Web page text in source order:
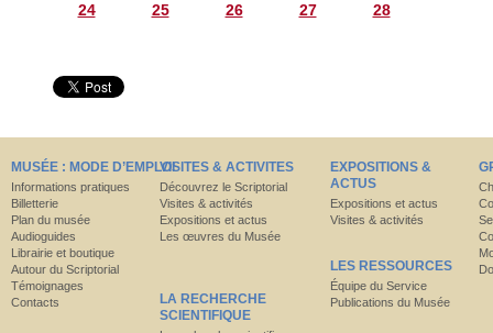
24
25 26 27 28
MUSÉE : MODE D’EMPLOI
Informations pratiques
Billetterie
Plan du musée
Audioguides
Librairie et boutique
Autour du Scriptorial
Témoignages
Contacts
VISITES & ACTIVITES
Découvrez le Scriptorial
Visites & activités
Expositions et actus
Les œuvres du Musée
LA RECHERCHE
SCIENTIFIQUE
EXPOSITIONS &
ACTUS
Expositions et actus
Visites & activités
LES RESSOURCES
Équipe du Service
Publications du Musée